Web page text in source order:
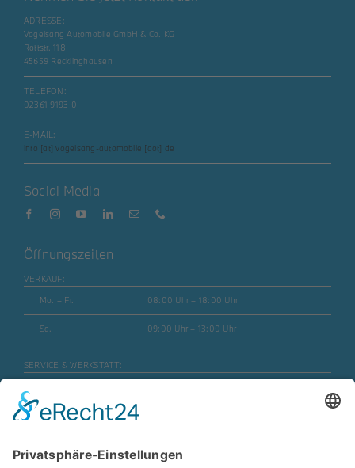
ADRESSE:
Vogelsang Automobile GmbH & Co. KG
Rottstr. 118
45659 Recklinghausen
TELEFON:
02361 9193 0
E-MAIL:
info [at] vogelsang-automobile [dot] de
Social Media
Öffnungszeiten
VERKAUF:
Mo. – Fr.
08:00 Uhr – 18:00 Uhr
Sa. 09:00 Uhr – 13:00 Uhr
SERVICE & WERKSTATT:
Mo. – Fr. (Motorrad)